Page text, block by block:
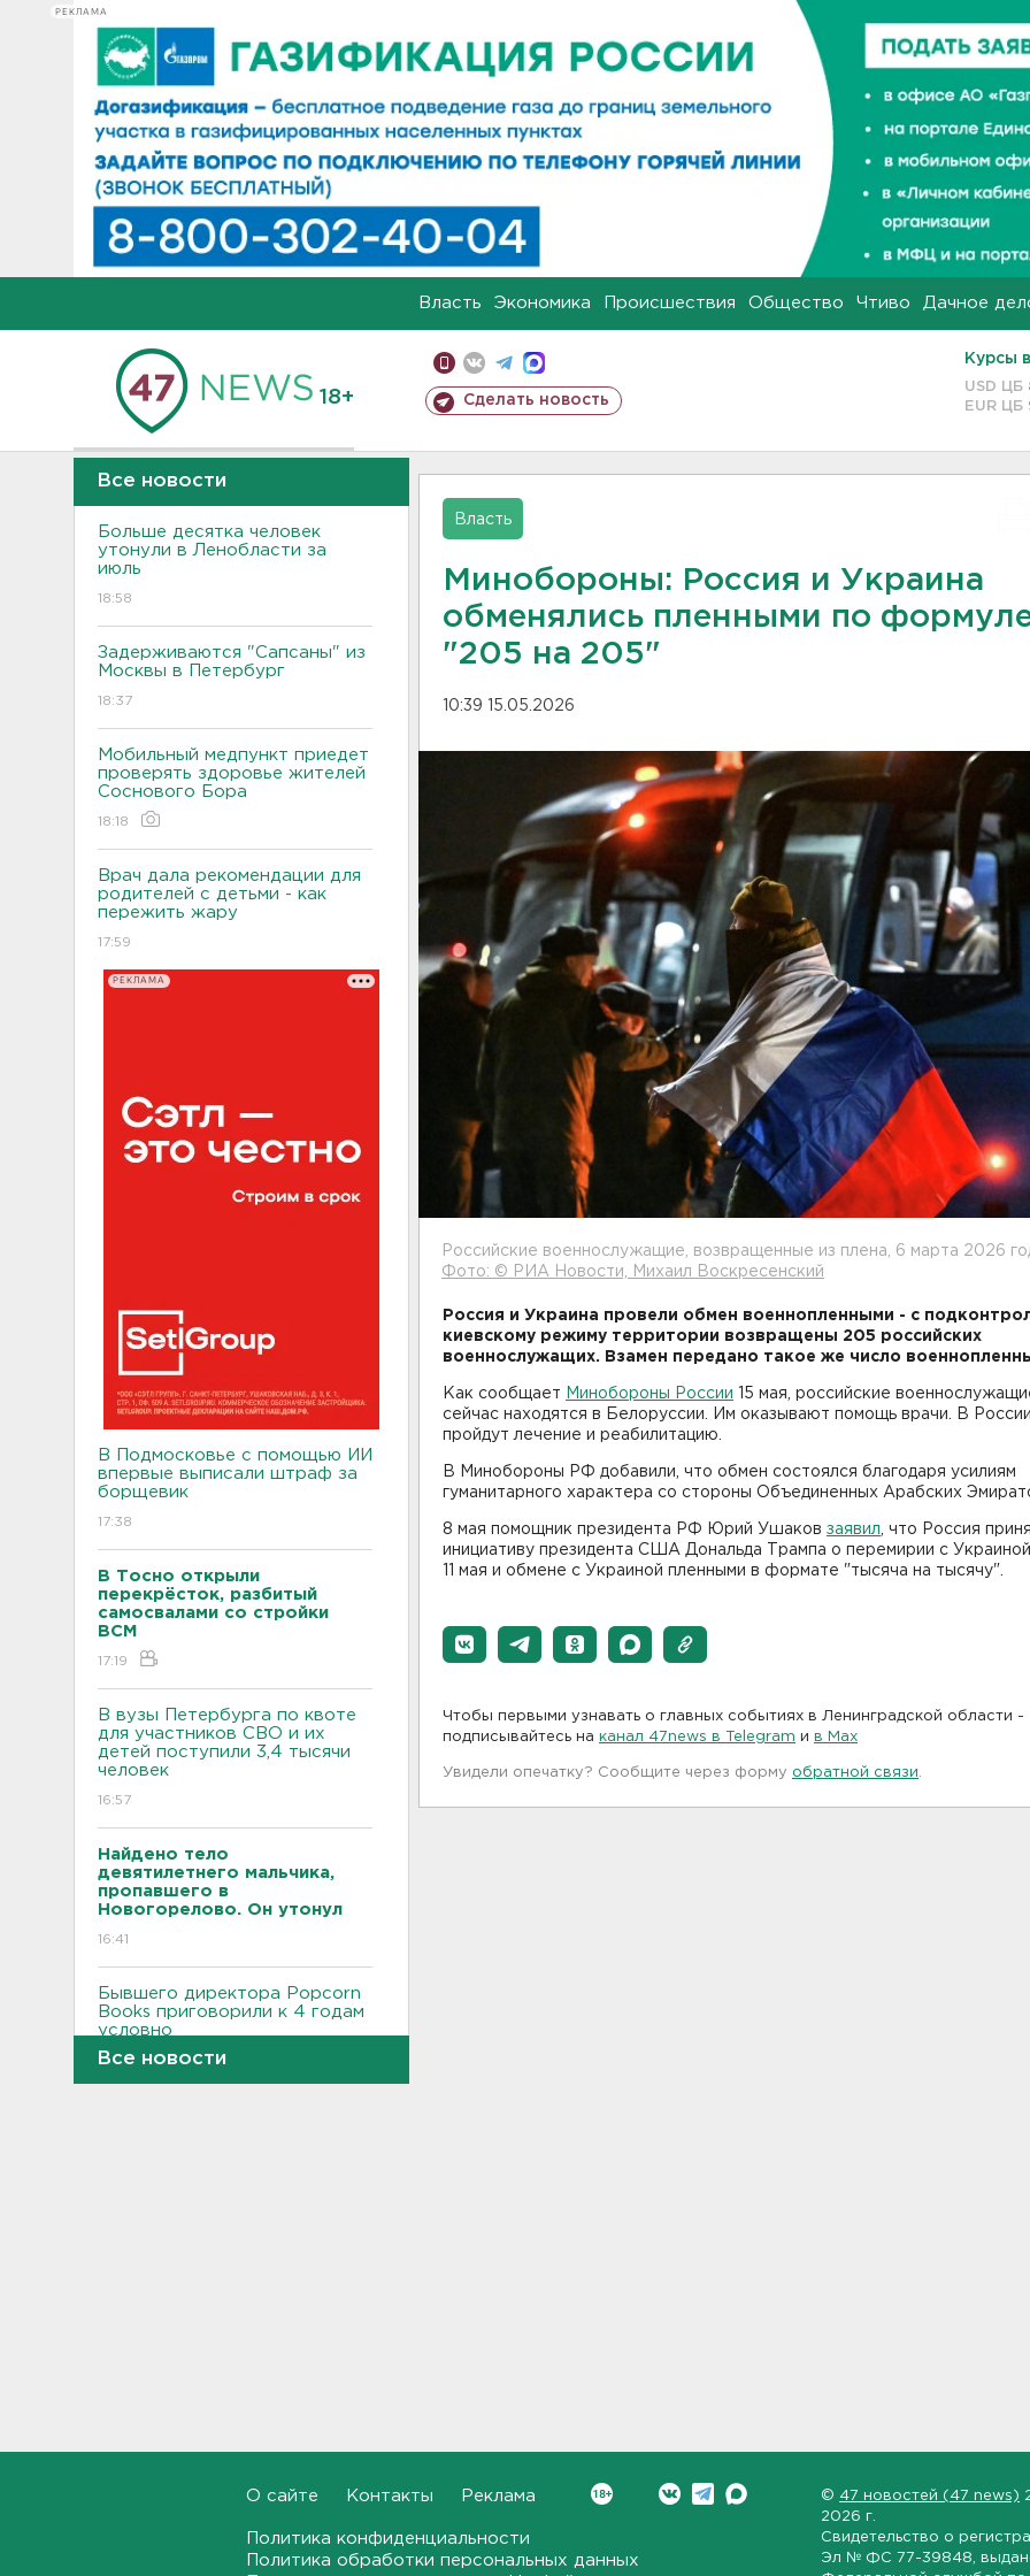
РЕКЛАМА
Власть Экономика Происшествия Общество Чтиво Дачное
18+ Сделать новость
Курсы
USD ЦБ
EUR ЦБ
Все новости
Больше десятка человек
утонули в Ленобласти за
июль
18:58
Задерживаются "Сапсаны" из
Москвы в Петербург
18:37
Мобильный медпункт приедет
проверять здоровье жителей
Соснового Бора
18:18
Врач дала рекомендации для
родителей с детьми - как
пережить жару
17:59
РЕКЛАМА
В Подмосковье с помощью ИИ
впервые выписали штраф за
борщевик
17:38
В Тосно открыли
перекрёсток, разбитый
самосвалами со стройки
ВСМ
17:19
В вузы Петербурга по квоте
для участников СВО и их
детей поступили 3,4 тысячи
человек
16:57
Найдено тело
девятилетнего мальчика,
пропавшего в
Новогорелово. Он утонул
16:41
Бывшего директора Popcorn
Books приговорили к 4 годам
условно
16:16
Под Тосно блокировали
одну стройплощадку ВСМ
Все новости
Власть
Минобороны: Россия и Украина
обменялись пленными по
"205 на 205"
10:39 15.05.2026
Российские военнослужащие, возвращенные из плена, 6 марта 2026
Фото: © РИА Новости, Михаил Воскресенский
Россия и Украина провели обмен военнопленными - с
киевскому режиму территории возвращены 205 российских
военнослужащих. Взамен передано такое же число
Как сообщает Минобороны России 15 мая, российские
сейчас находятся в Белоруссии. Им оказывают помощь врачи. В
пройдут лечение и реабилитацию.
В Минобороны РФ добавили, что обмен состоялся благодаря усилиям
гуманитарного характера со стороны Объединенных Арабских
8 мая помощник президента РФ Юрий Ушаков заявил , что Россия
инициативу президента США Дональда Трампа о перемирии с
11 мая и обмене с Украиной пленными в формате "тысяча на тысячу".
Чтобы первыми узнавать о главных событиях в Ленинградской области -
подписывайтесь на канал 47news в Telegram и в Maх
Увидели опечатку? Сообщите через форму обратной связи
О сайте Контакты Реклама
Политика конфиденциальности
Политика обработки персональных данных
© 47 новостей (47 news)
2026 г.
Свидетельство о
Эл № ФС 77-39848 ,